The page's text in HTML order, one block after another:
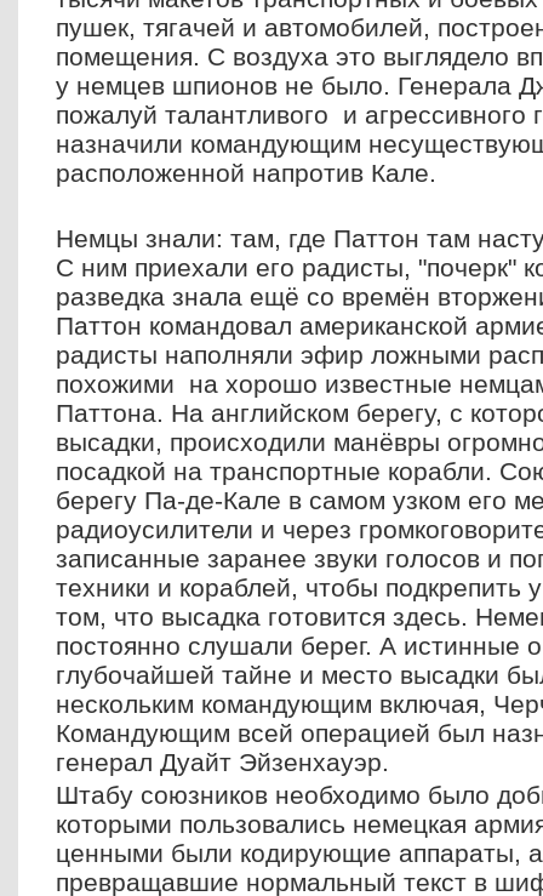
пушек, тягачей и автомобилей,
помещения. С воздуха это выглядело
у немцев шпионов не было. Генерала
пожалуй талантливого и агрессивного
назначили командующим
расположенной напротив Кале.
Немцы знали: там, где Паттон там
С ним приехали его радисты, "почерк"
разведка знала ещё со времён
Паттон командовал американской
радисты наполняли эфир ложными
похожими на хорошо известные
Паттона. На английском берегу, с
высадки, происходили манёвры
посадкой на транспортные корабли.
берегу Па-де-Кале в самом узком его
радиоусилители и через
записанные заранее звуки голосов и
техники и кораблей, чтобы подкрепить
том, что высадка готовится здесь.
постоянно слушали берег. А истинные
глубочайшей тайне и место высадки
нескольким командующим включая,
Командующим всей операцией был
генерал Дуайт Эйзенхауэр.
Штабу союзников необходимо было
которыми пользовались немецкая
ценными были кодирующие аппараты,
превращавшие нормальный текст в